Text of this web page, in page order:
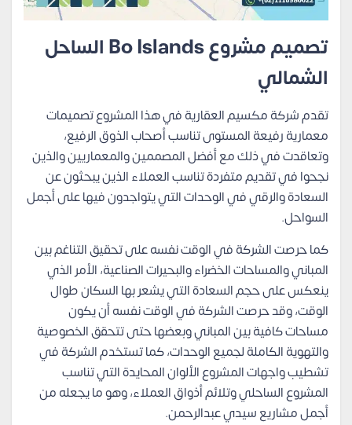
تصميم مشروع Bo Islands الساحل
الشمالي
تقدم شركة مكسيم العقارية في هذا المشروع تصميمات
معمارية رفيعة المستوى تناسب أصحاب الذوق الرفيع،
وتعاقدت في ذلك مع أفضل المصممين والمعماريين والذين
نجحوا في تقديم متفردة تناسب العملاء الذين يبحثون عن
السعادة والرقي في الوحدات التي يتواجدون فيها على أجمل
السواحل.
كما حرصت الشركة في الوقت نفسه على تحقيق التناغم بين
المباني والمساحات الخضراء والبحيرات الصناعية، الأمر الذي
ينعكس على حجم السعادة التي يشعر بها السكان طوال
الوقت، وقد حرصت الشركة في الوقت نفسه أن يكون
مساحات كافية بين المباني وبعضها حتى تتحقق الخصوصية
والتهوية الكاملة لجميع الوحدات، كما تستخدم الشركة في
تشطيب واجهات المشروع الألوان المحايدة التي تناسب
المشروع الساحلي وتلائم أذواق العملاء، وهو ما يجعله من
أجمل مشاريع سيدي عبدالرحمن.